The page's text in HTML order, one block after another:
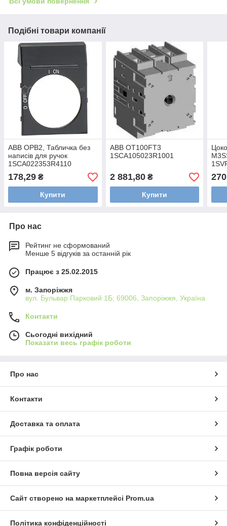
Подібні товари компанії
ABB OPB2, Табличка без
написів для ручок
1SCA022353R4110
178,29 ₴
Купити
ABB OT100FT3
1SCA105023R1001
2 881,80₴
Купити
Про нас
Рейтинг не сформований
Менше 5 відгуків за останній рік
Працює з 25.02.2015
м. Запоріжжя
вул. Бульвар Парковий 1Б; 69006, Запоріжжя, Україна
Контакти
Сьогодні вихідний
Показати весь графік роботи
Про нас
Контакти
Доставка та оплата
Графік роботи
Повна версія сайту
Сайт створено на маркетплейсі Prom.ua
Політика конфіденційності